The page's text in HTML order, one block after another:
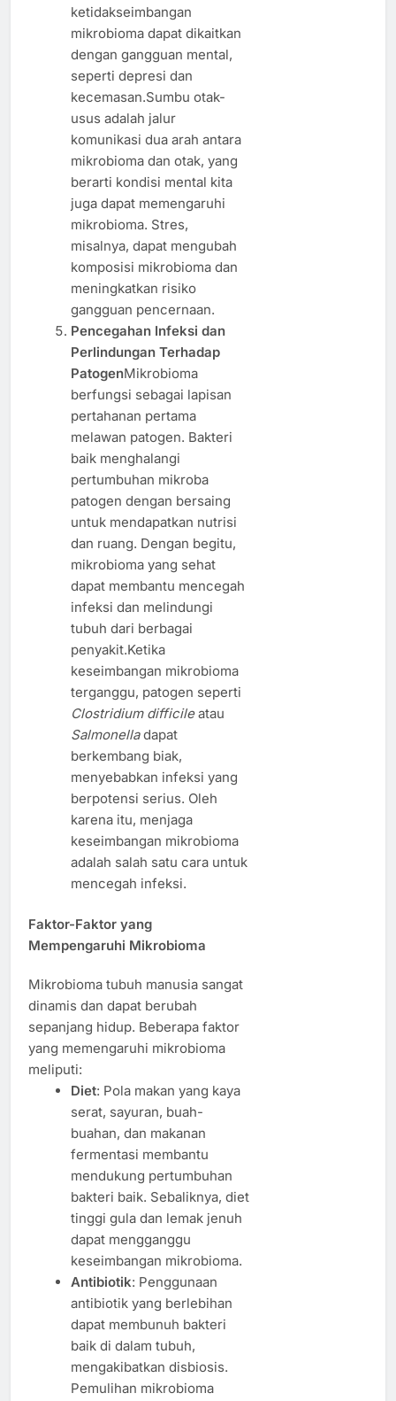
ketidakseimbangan
mikrobioma dapat dikaitkan
dengan gangguan mental,
seperti depresi dan
kecemasan.Sumbu otak-
usus adalah jalur
komunikasi dua arah antara
mikrobioma dan otak, yang
berarti kondisi mental kita
juga dapat memengaruhi
mikrobioma. Stres,
misalnya, dapat mengubah
komposisi mikrobioma dan
meningkatkan risiko
gangguan pencernaan.
Pencegahan Infeksi dan
Perlindungan Terhadap
PatogenMikrobioma
berfungsi sebagai lapisan
pertahanan pertama
melawan patogen. Bakteri
baik menghalangi
pertumbuhan mikroba
patogen dengan bersaing
untuk mendapatkan nutrisi
dan ruang. Dengan begitu,
mikrobioma yang sehat
dapat membantu mencegah
infeksi dan melindungi
tubuh dari berbagai
penyakit.Ketika
keseimbangan mikrobioma
terganggu, patogen seperti
Clostridium difficileatau
Salmonelladapat
berkembang biak,
menyebabkan infeksi yang
berpotensi serius. Oleh
karena itu, menjaga
keseimbangan mikrobioma
adalah salah satu cara untuk
mencegah infeksi.
Faktor-Faktor yang
Mempengaruhi Mikrobioma
Mikrobioma tubuh manusia sangat
dinamis dan dapat berubah
sepanjang hidup. Beberapa faktor
yang memengaruhi mikrobioma
meliputi:
Diet: Pola makan yang kaya
serat, sayuran, buah-
buahan, dan makanan
fermentasi membantu
mendukung pertumbuhan
bakteri baik. Sebaliknya, diet
tinggi gula dan lemak jenuh
dapat mengganggu
keseimbangan mikrobioma.
Antibiotik: Penggunaan
antibiotik yang berlebihan
dapat membunuh bakteri
baik di dalam tubuh,
mengakibatkan disbiosis.
Pemulihan mikrobioma